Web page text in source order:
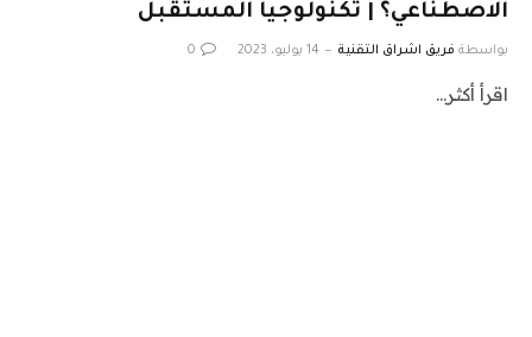
الاصطناعي؟ | تكنولوجيا المستقبل
بواسطة فريق اشراق التقنية 14 يوليو، 2023 0
اقرأ أكثر…